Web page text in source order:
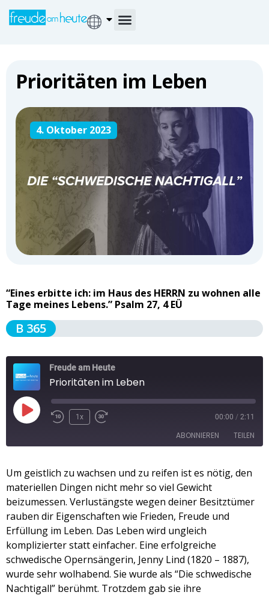
Prioritäten im Leben
4. Oktober 2023
“Eines erbitte ich: im Haus des HERRN zu wohnen alle
Tage meines Lebens.” Psalm 27, 4 EÜ
B 365
Freude am Heute
Prioritäten im Leben
1x 00:00 / 2:11
ABONNIEREN TEILEN
Apple Podcasts Spotify
RSS FEED
TEILEN
LINK
EMBED
Um geistlich zu wachsen und zu reifen ist es nötig, den
materiellen Dingen nicht mehr so viel Gewicht
beizumessen. Verlustängste wegen deiner Besitztümer
rauben dir Eigenschaften wie Frieden, Freude und
Erfüllung im Leben. Das Leben wird ungleich
komplizierter statt einfacher. Eine erfolgreiche
schwedische Opernsängerin, Jenny Lind (1820 – 1887),
wurde sehr wolhabend. Sie wurde als “Die schwedische
Nachtigall” berühmt. Trotzdem gab sie ihre